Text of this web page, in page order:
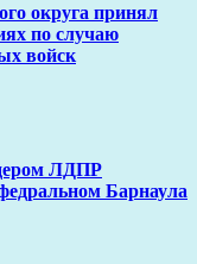
округа принял
по случаю
войск
ЛДПР
Барнаула